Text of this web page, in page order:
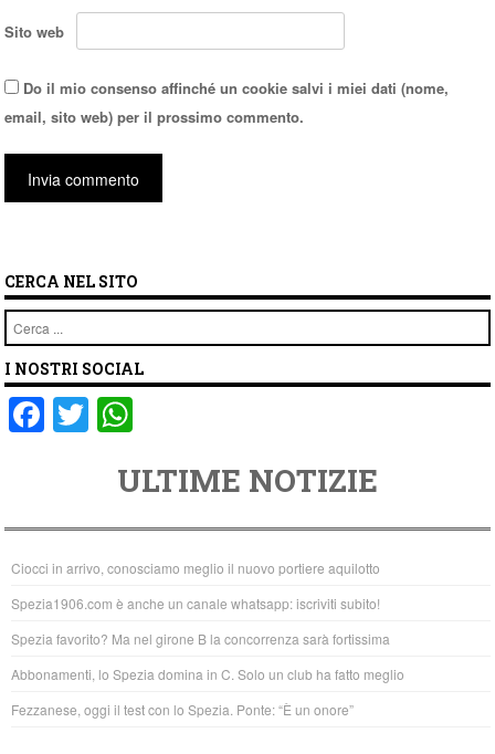
Sito web
Do il mio consenso affinché un cookie salvi i miei dati (nome,
email, sito web) per il prossimo commento.
CERCA NEL SITO
Cerca
I NOSTRI SOCIAL
F
e
b
o
o
k
T
er
at
s
A
p
p
ULTIME NOTIZIE
Ciocci in arrivo, conosciamo meglio il nuovo portiere aquilotto
Spezia1906.com è anche un canale whatsapp: iscriviti subito!
Spezia favorito? Ma nel girone B la concorrenza sarà fortissima
Abbonamenti, lo Spezia domina in C. Solo un club ha fatto meglio
Fezzanese, oggi il test con lo Spezia. Ponte: “È un onore”